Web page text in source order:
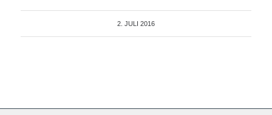
2. JULI 2016